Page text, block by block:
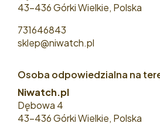
43-436 Górki Wielkie, Polska
731646843
sklep@niwatch.pl
Osoba odpowiedzialna na
Niwatch.pl
Dębowa 4
43-436 Górki Wielkie, Polska